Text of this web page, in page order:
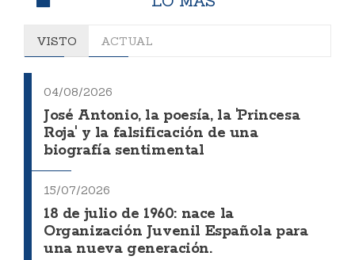
VISTO ACTUAL
04/08/2026
José Antonio, la poesía, la 'Princesa
Roja' y la falsificación de una
biografía sentimental
15/07/2026
18 de julio de 1960: nace la
Organización Juvenil Española para
una nueva generación.